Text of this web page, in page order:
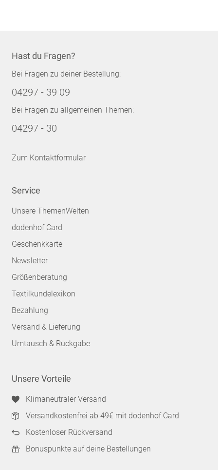
Hast du Fragen?
Bei Fragen zu deiner Bestellung:
04297 - 39 09
Bei Fragen zu allgemeinen Themen:
04297 - 30
Zum Kontaktformular
Service
Unsere ThemenWelten
dodenhof Card
Geschenkkarte
Newsletter
Größenberatung
Textilkundelexikon
Bezahlung
Versand & Lieferung
Umtausch & Rückgabe
Unsere Vorteile
Klimaneutraler Versand
Versandkostenfrei ab 49€ mit dodenhof Card
Kostenloser Rückversand
Bonuspunkte auf deine Bestellungen